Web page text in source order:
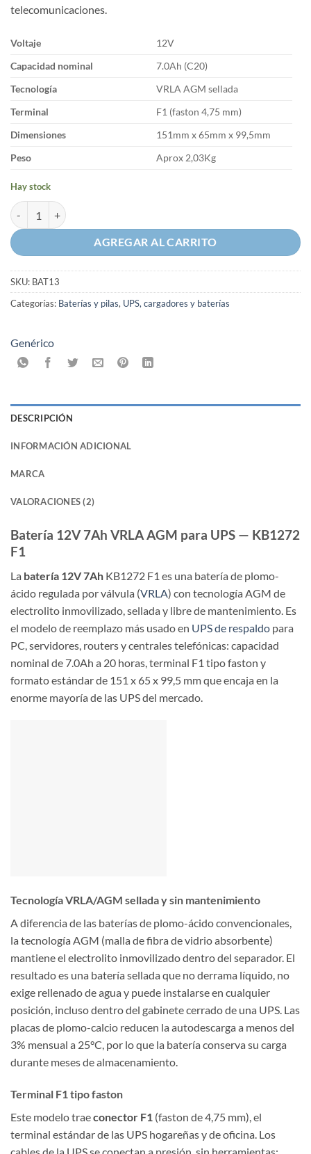
telecomunicaciones.
Voltaje
12V
Capacidad nominal
7.0Ah (C20)
Tecnología
VRLA AGM sellada
Terminal
F1 (faston 4,75 mm)
Dimensiones
151mm x 65mm x 99,5mm
Peso
Aprox 2,03Kg
Hay stock
Batería de 12V 7Ah/20hr para UPS cantidad
AGREGAR AL CARRITO
SKU: BAT13
Categorías: Baterías y pilas, UPS, cargadores y baterías
Genérico
DESCRIPCIÓN
INFORMACIÓN ADICIONAL
MARCA
VALORACIONES (2)
Batería 12V 7Ah VRLA AGM para UPS — KB1272
F1
La batería 12V 7Ah KB1272 F1 es una batería de plomo-
ácido regulada por válvula (VRLA) con tecnología AGM de
electrolito inmovilizado, sellada y libre de mantenimiento. Es
el modelo de reemplazo más usado en UPS de respaldo para
PC, servidores, routers y centrales telefónicas: capacidad
nominal de 7.0Ah a 20 horas, terminal F1 tipo faston y
formato estándar de 151 x 65 x 99,5 mm que encaja en la
enorme mayoría de las UPS del mercado.
Tecnología VRLA/AGM sellada y sin mantenimiento
A diferencia de las baterías de plomo-ácido convencionales,
la tecnología AGM (malla de fibra de vidrio absorbente)
mantiene el electrolito inmovilizado dentro del separador. El
resultado es una batería sellada que no derrama líquido, no
exige rellenado de agua y puede instalarse en cualquier
posición, incluso dentro del gabinete cerrado de una UPS. Las
placas de plomo-calcio reducen la autodescarga a menos del
3% mensual a 25°C, por lo que la batería conserva su carga
durante meses de almacenamiento.
Terminal F1 tipo faston
Este modelo traeconector F1 (faston de 4,75 mm), el
terminal estándar de las UPS hogareñas y de oficina. Los